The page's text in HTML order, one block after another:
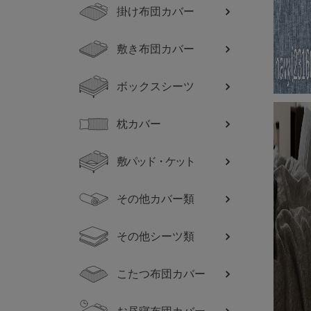
掛け布団カバー
敷き布団カバー
ボックスシーツ
枕カバー
敷パッド・ケット
その他カバー類
その他シーツ類
こたつ布団カバー